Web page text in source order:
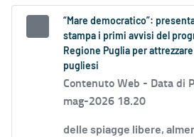
“Mare democratico”:
stampa i primi avvisi del
Regione Puglia per
pugliesi
Contenuto Web - Data di
mag-2026 18.20
delle spiagge libere,